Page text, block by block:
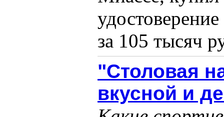
за 105 тысяч
"Столовая
вкусной и